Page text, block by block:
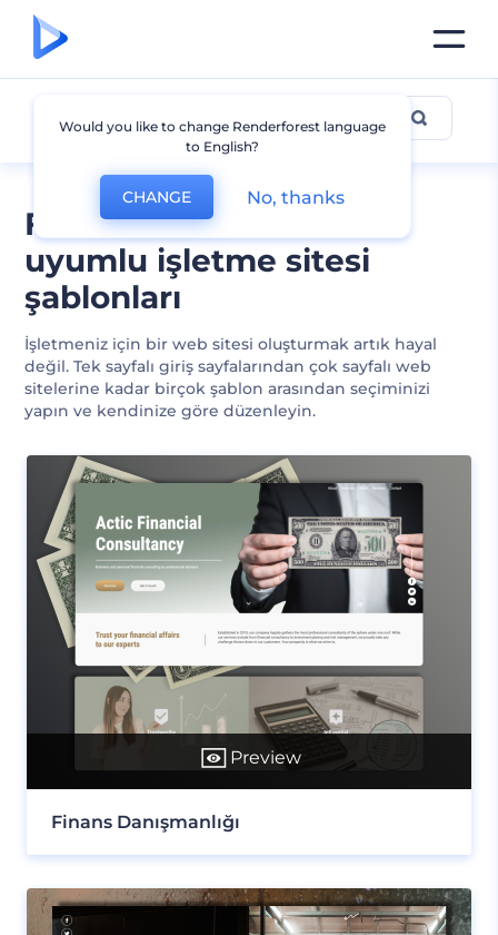
Farklı tarzlarda ekrana
uyumlu işletme sitesi
şablonları
İşletmeniz için bir web sitesi oluşturmak artık hayal
değil. Tek sayfalı giriş sayfalarından çok sayfalı web
sitelerine kadar birçok şablon arasından seçiminizi
yapın ve kendinize göre düzenleyin.
İşletme
Preview
Finans Danışmanlığı
Would you like to change Renderforest language
to English?
CHANGE No, thanks